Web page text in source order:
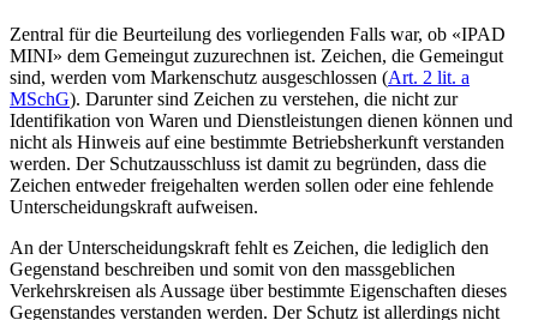
Zentral für die Beurteilung des vorliegenden Falls war, ob «IPAD
MINI» dem Gemeingut zuzurechnen ist. Zeichen, die Gemeingut
sind, werden vom Markenschutz ausgeschlossen (Art. 2 lit. a
MSchG). Darunter sind Zeichen zu verstehen, die nicht zur
Identifikation von Waren und Dienstleistungen dienen können und
nicht als Hinweis auf eine bestimmte Betriebsherkunft verstanden
werden. Der Schutzausschluss ist damit zu begründen, dass die
Zeichen entweder freigehalten werden sollen oder eine fehlende
Unterscheidungskraft aufweisen.
An der Unterscheidungskraft fehlt es Zeichen, die lediglich den
Gegenstand beschreiben und somit von den massgeblichen
Verkehrskreisen als Aussage über bestimmte Eigenschaften dieses
Gegenstandes verstanden werden. Der Schutz ist allerdings nicht